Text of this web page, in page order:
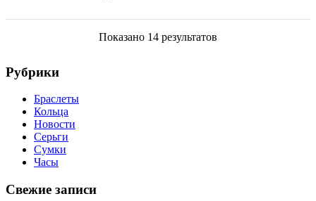
Показано 14 результатов
Рубрики
Браслеты
Кольца
Новости
Серьги
Сумки
Часы
Свежие записи